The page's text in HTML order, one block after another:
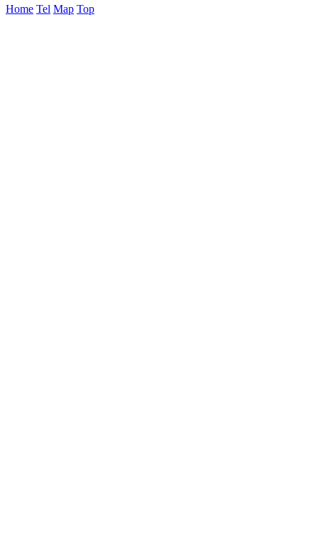
Home Tel Map Top